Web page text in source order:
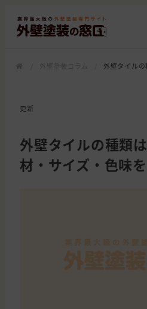
外壁タイル
更新
外壁タイルの種類
材・サイズ・色味